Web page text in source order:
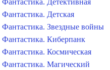
Фантастика. Детективная
Фантастика. Детская
Фантастика. Звездные войны
Фантастика. Киберпанк
Фантастика. Космическая
Фантастика. Магический